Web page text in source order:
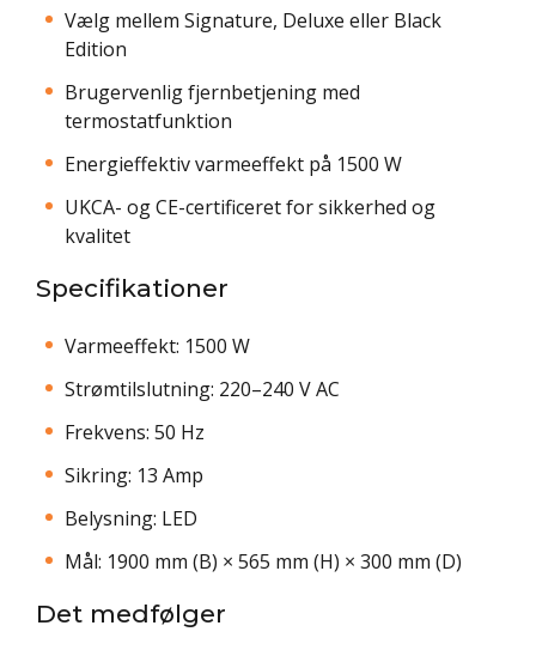
Vælg mellem Signature, Deluxe eller Black
Edition
Brugervenlig fjernbetjening med
termostatfunktion
Energieffektiv varmeeffekt på 1500 W
UKCA- og CE-certificeret for sikkerhed og
kvalitet
Specifikationer
Varmeeffekt: 1500 W
Strømtilslutning: 220–240 V AC
Frekvens: 50 Hz
Sikring: 13 Amp
Belysning: LED
Mål: 1900 mm (B) × 565 mm (H) × 300 mm (D)
Det medfølger